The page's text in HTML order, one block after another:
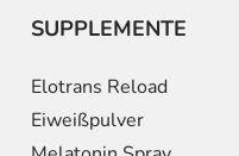
SUPPLEMENTE
Elotrans Reload
Eiweißpulver